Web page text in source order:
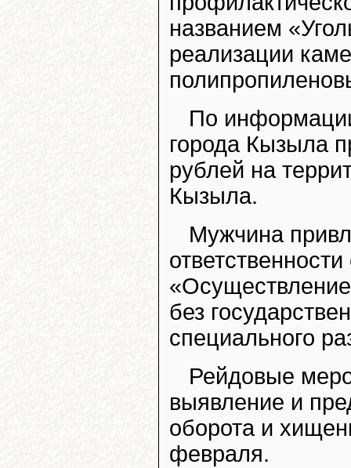
названием
реализации
По
города Кызыла
рублей на
Кызыла.
Мужчина
без
специального
Рейдовые
выявление и
оборота и
февраля.